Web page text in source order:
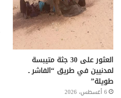
العثور على 30 جثة متيبسة
لمدنيين في طريق “الفاشر ـ
طويلة”
6 أغسطس، 2026